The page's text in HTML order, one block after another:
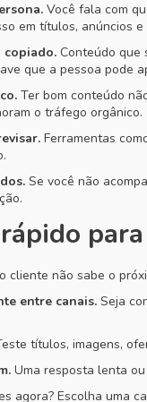
Você fala com
em títulos, anúncios
copiado. Conteúdo que
que a pessoa pode
Ter bom conteúdo
o tráfego orgânico.
Ferramentas
Se você não
cliente não sabe o
entre canais. Seja
títulos, imagens,
Uma resposta lenta
agora? Escolha uma